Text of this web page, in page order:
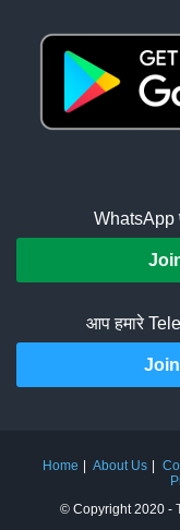
WhatsApp
आप हमारे
Home About Us
© Copyright 2020 -